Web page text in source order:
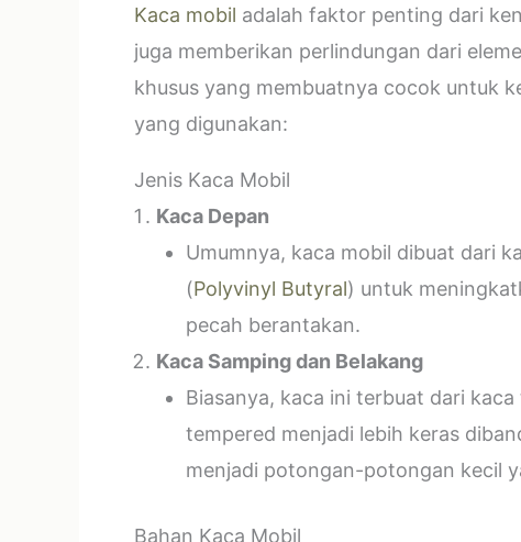
Kaca mobil adalah faktor penting dari
juga memberikan perlindungan dari
khusus yang membuatnya cocok untuk
yang digunakan:
Jenis Kaca Mobil
Kaca Depan
Umumnya, kaca mobil dibuat dari
(Polyvinyl Butyral) untuk
pecah berantakan.
Kaca Samping dan Belakang
Biasanya, kaca ini terbuat dari
tempered menjadi lebih keras
menjadi potongan-potongan kecil
Bahan Kaca Mobil